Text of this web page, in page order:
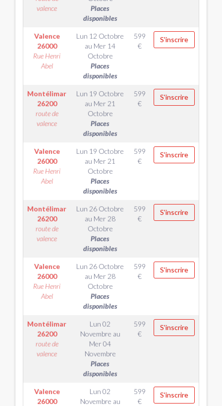
valence
Places
disponibles
Valence
26000
Rue Henri
Abel
Lun 12 Octobre
au Mer 14
Octobre
Places
disponibles
599
€
S'inscrire
Montélimar
26200
route de
valence
Lun 19 Octobre
au Mer 21
Octobre
Places
disponibles
599
€
S'inscrire
Valence
26000
Rue Henri
Abel
Lun 19 Octobre
au Mer 21
Octobre
Places
disponibles
599
€
S'inscrire
Montélimar
26200
route de
valence
Lun 26 Octobre
au Mer 28
Octobre
Places
disponibles
599
€
S'inscrire
Valence
26000
Rue Henri
Abel
Lun 26 Octobre
au Mer 28
Octobre
Places
disponibles
599
€
S'inscrire
Montélimar
26200
route de
valence
Lun 02
Novembre au
Mer 04
Novembre
Places
disponibles
599
€
S'inscrire
Valence
26000
Lun 02
Novembre au
599
€
S'inscrire